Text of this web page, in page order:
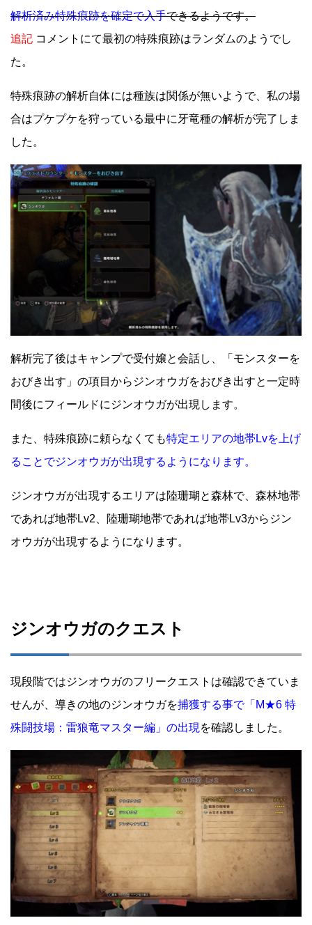
解析済み特殊痕跡を確定で入手できるようです。
追記 コメントにて最初の特殊痕跡はランダムのようでし
た。
特殊痕跡の解析自体には種族は関係が無いようで、私の場
合はプケプケを狩っている最中に牙竜種の解析が完了しま
した。
解析完了後はキャンプで受付嬢と会話し、「モンスターを
おびき出す」の項目からジンオウガをおびき出すと一定時
間後にフィールドにジンオウガが出現します。
また、特殊痕跡に頼らなくても特定エリアの地帯Lvを上げ
ることでジンオウガが出現するようになります。
ジンオウガが出現するエリアは陸珊瑚と森林で、森林地帯
であれば地帯Lv2、陸珊瑚地帯であれば地帯Lv3からジン
オウガが出現するようになります。
ジンオウガのクエスト
現段階ではジンオウガのフリークエストは確認できていま
せんが、導きの地のジンオウガを捕獲する事で「M★6 特
殊闘技場：雷狼竜マスター編」の出現 を確認しました。